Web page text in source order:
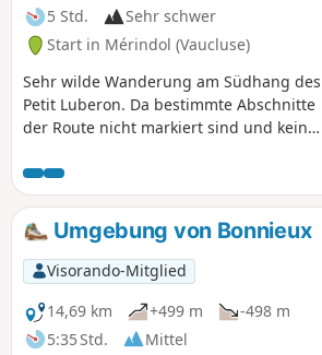
5 Std.
Sehr schwer
Start in Mérindol (Vaucluse)
Sehr wilde Wanderung am Südhang des
Petit Luberon. Da bestimmte Abschnitte
der Route nicht markiert sind und keine
ergehene Wanderer geeignet.
Umgebung von Bonnieux
Visorando-Mitglied
14,69 km
+499 m
-498 m
5:35 Std.
Mittel